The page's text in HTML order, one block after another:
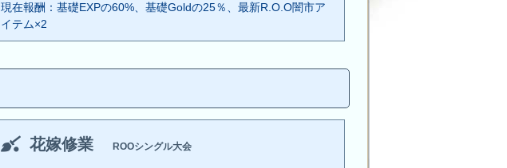
現在報酬：基礎EXPの60%、基礎Goldの25％、最新R.O.O闇市ア
イテム×2
花嫁修業 ROOシングル大会